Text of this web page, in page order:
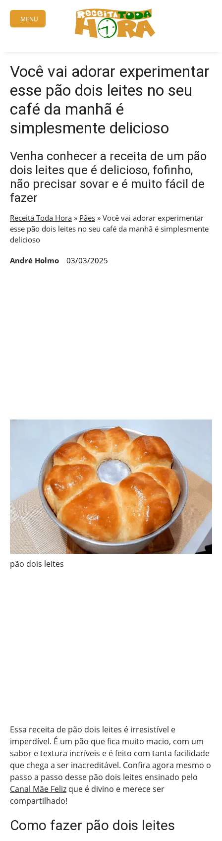
content
MENU
Você vai adorar experimentar
esse pão dois leites no seu
café da manhã é
simplesmente delicioso
Venha conhecer a receita de um pão
dois leites que é delicioso, fofinho,
não precisar sovar e é muito fácil de
fazer
Receita Toda Hora » Pães » Você vai adorar experimentar
esse pão dois leites no seu café da manhã é simplesmente
delicioso
André Holmo 03/03/2025
pão dois leites
Essa receita de pão dois leites é irresistível e
imperdível. É um pão que fica muito macio, com um
sabor e textura incríveis e é feito com tanta facilidade
que chega a ser inacreditável. Confira agora mesmo o
passo a passo desse pão dois leites ensinado pelo
Canal Mãe Feliz que é divino e merece ser
compartilhado!
Como fazer pão dois leites